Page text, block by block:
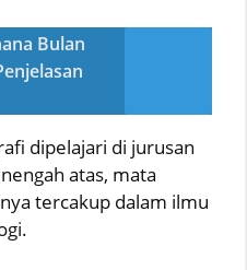
Bulan
dipelajari di jurusan
atas, mata
tercakup dalam ilmu